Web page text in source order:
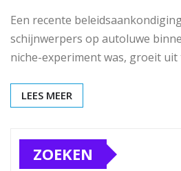
Een recente
schijnwerpers op autoluwe
niche-experiment was, groeit
LEES MEER
ZOEKEN